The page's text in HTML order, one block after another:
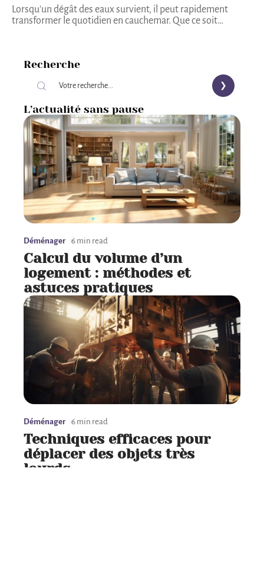
Lorsqu'un dégât des eaux survient, il peut rapidement
transformer le quotidien en cauchemar. Que ce soit…
Recherche
L’actualité sans pause
Déménager 6 min read
Calcul du volume d’un
logement : méthodes et
astuces pratiques
Déménager 6 min read
Techniques efficaces pour
déplacer des objets très
lourds